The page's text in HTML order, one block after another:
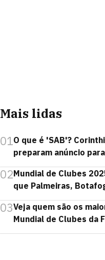
Mais lidas
01O que é 'SAB'?
preparam anúncio
02Mundial de Clubes
que Palmeiras,
03Veja quem são os
Mundial de Clubes da